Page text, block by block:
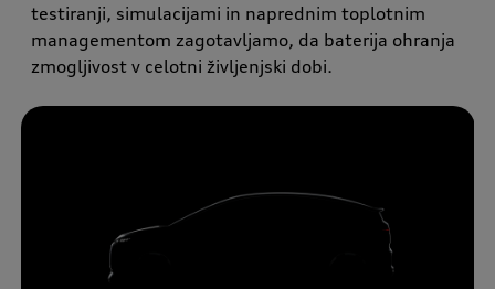
testiranji, simulacijami in naprednim toplotnim
managementom zagotavljamo, da baterija ohranja
zmogljivost v celotni življenjski dobi.